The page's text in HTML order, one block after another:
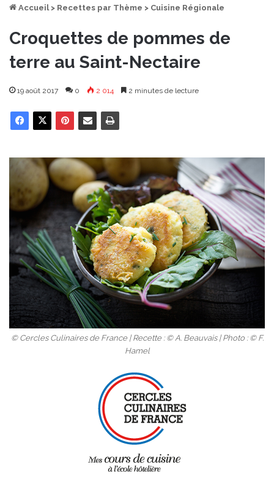
Accueil > Recettes par Thème > Cuisine Régionale
Croquettes de pommes de
terre au Saint-Nectaire
19 août 2017 0 2 014 2 minutes de lecture
© Cercles Culinaires de France | Recette : © A. Beauvais | Photo : © F.
Hamel